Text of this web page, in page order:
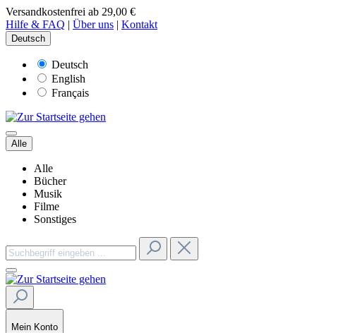
Versandkostenfrei ab 29,00 €
Hilfe & FAQ | Über uns | Kontakt
Deutsch
Deutsch
English
Français
Alle
Alle
Bücher
Musik
Filme
Sonstiges
Mein Konto